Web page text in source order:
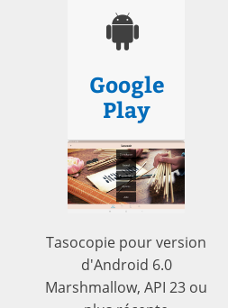
Google
Play
Tasocopie pour version
d'Android 6.0
Marshmallow, API 23 ou